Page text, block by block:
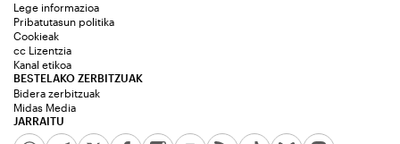
JARRAITU
Lege informazioa
Pribatutasun politika
Cookieak
cc Lizentzia
Kanal etikoa
BESTELAKO ZERBITZUAK
Bidera zerbitzuak
Midas Media